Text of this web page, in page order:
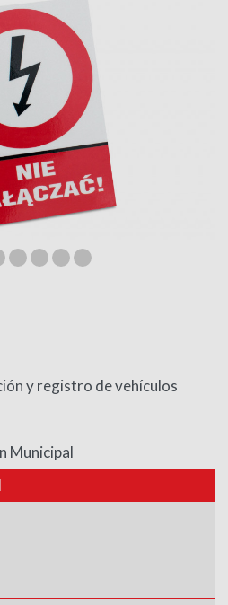
y registro de vehículos
Municipal